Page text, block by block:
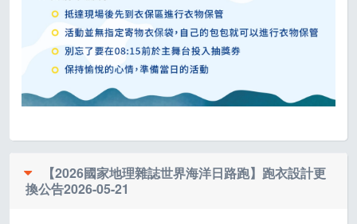
【2026國家地理雜誌世界海洋日路跑】跑衣設計更
換公告2026-05-21